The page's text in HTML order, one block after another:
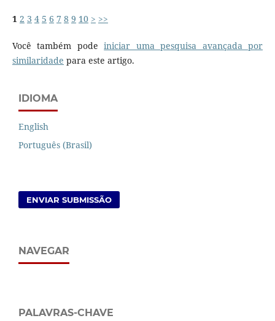
1 2 3 4 5 6 7 8 9 10 > >>
Você também podeiniciar uma pesquisa avançada por
similaridade para este artigo.
IDIOMA
English
Português (Brasil)
ENVIAR SUBMISSÃO
NAVEGAR
PALAVRAS-CHAVE